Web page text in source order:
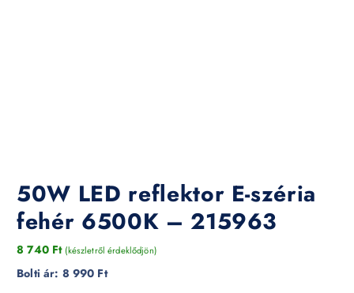
50W LED reflektor E-széria
fehér 6500K – 215963
8 740 Ft (készletről érdeklődjön)
Bolti ár: 8 990 Ft